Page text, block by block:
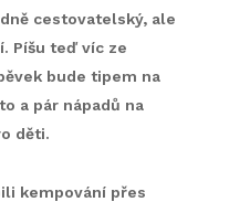
cestovatelský, ale
Píšu teď víc ze
bude tipem na
a pár nápadů na
děti.
kempování přes